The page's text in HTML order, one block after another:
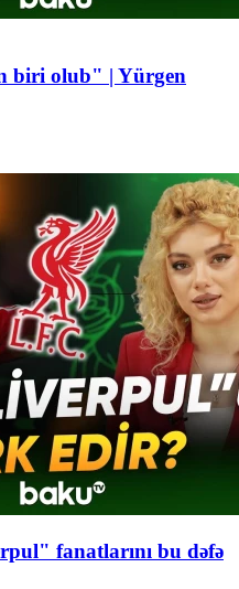
biri olub" | Yürgen
fanatlarını bu dəfə